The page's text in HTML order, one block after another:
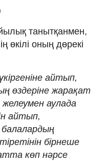
танытқанмен,
өкілі оның дөрекі
айтып,
өздеріне жарақат
желеумен аулада
айтып,
бірнеше
көп нәрсе